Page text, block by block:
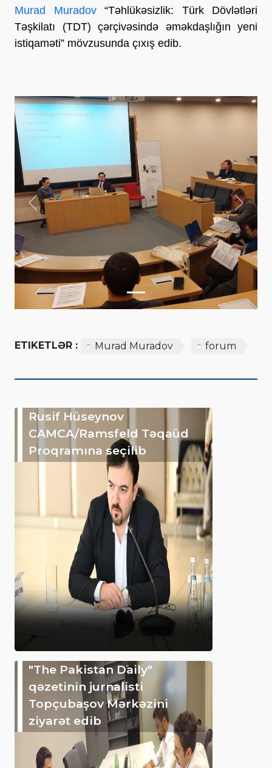
Murad Muradov“Təhlükəsizlik: Türk Dövlətləri
Təşkilatı (TDT) çərçivəsində əməkdaşlığın yeni
istiqaməti” mövzusunda çıxış edib.
Previous Next
ETIKETLƏR : Murad Muradov forum
Rusif Hüseynov
CAMCA/Ramsfeld Təqaüd
Proqramına seçilib
"The Pakistan Daily"
qəzetinin jurnalisti
Topçubaşov Mərkəzini
ziyarət edib